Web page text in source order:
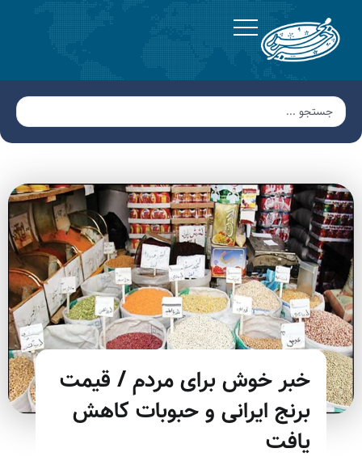
خبر خوش برای مردم / قیمت
برنج ایرانی و حبوبات کاهش
یافت